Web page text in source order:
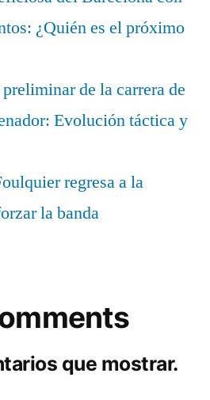
¿Quién es el próximo
de la carrera de
Evolución táctica y
regresa a la
la banda
que mostrar.